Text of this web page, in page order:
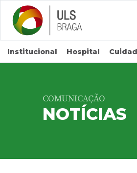
Saltar para conteúdo principal
Institucional Hospital
COMUNICAÇÃO
NOTÍCIAS